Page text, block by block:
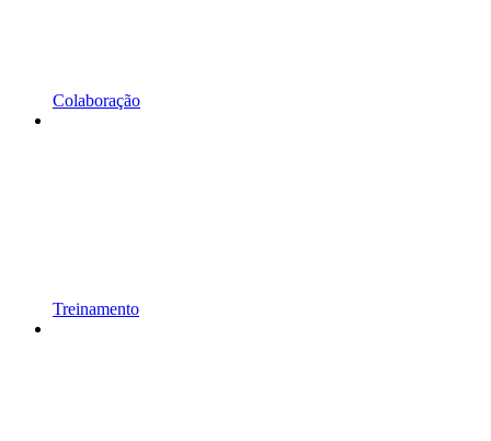
Colaboração
Treinamento